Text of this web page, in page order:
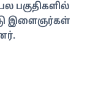
பகுதிகளில்
இளைஞர்கள்